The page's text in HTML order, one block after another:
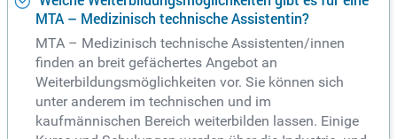
MTA – Medizinisch technische Assistentin?
MTA – Medizinisch technische Assistenten/innen
finden an breit gefächertes Angebot an
Weiterbildungsmöglichkeiten vor. Sie können sich
unter anderem im technischen und im
kaufmännischen Bereich weiterbilden lassen. Einige